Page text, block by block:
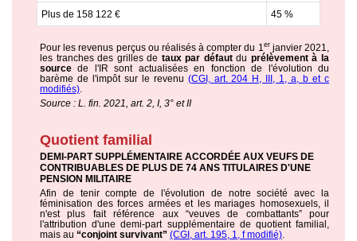
Plus de 158 122 € 45 %
Pour les revenus perçus ou réalisés à compter du 1 erjanvier 2021,
les tranches des grilles de taux par défautdu prélèvement à la
source de l'IR sont actualisées en fonction de l'évolution du
barème de l'impôt sur le revenu (CGI, art. 204 H, III, 1, a, b et c
modifiés)
Source : L. fin. 2021, art. 2, I, 3° et II
Quotient familial
DEMI-PART SUPPLÉMENTAIRE ACCORDÉE AUX VEUFS DE
CONTRIBUABLES DE PLUS DE 74 ANS TITULAIRES D'UNE
PENSION MILITAIRE
Afin de tenir compte de l'évolution de notre société avec la
féminisation des forces armées et les mariages homosexuels, il
n'est plus fait référence aux “veuves de combattants” pour
l'attribution d'une demi-part supplémentaire de quotient familial,
mais au “conjoint survivant” (CGI, art. 195, 1, f modifié)